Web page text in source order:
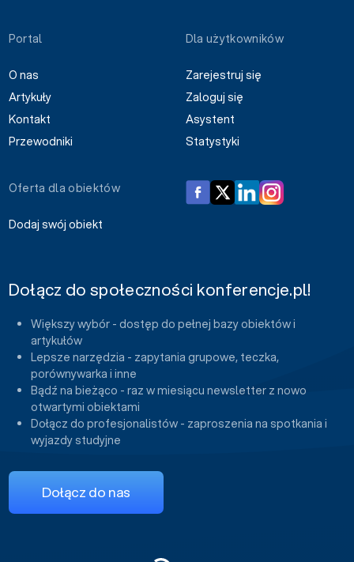
Portal
O nas
Artykuły
Kontakt
Przewodniki
Dla użytkowników
Zarejestruj się
Zaloguj się
Asystent
Statystyki
Oferta dla obiektów
Dodaj swój obiekt
Dołącz do społeczności konferencje.pl!
Większy wybór - dostęp do pełnej bazy obiektów i
artykułów
Lepsze narzędzia - zapytania grupowe, teczka,
porównywarka i inne
Bądź na bieżąco - raz w miesiącu newsletter z nowo
otwartymi obiektami
Dołącz do profesjonalistów - zaproszenia na spotkania i
wyjazdy studyjne
Dołącz do nas